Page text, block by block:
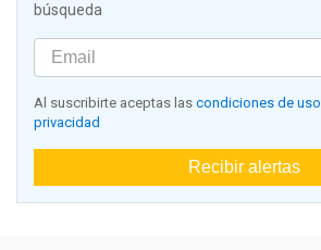
búsqueda
Al suscribirte aceptas las condiciones de uso
privacidad
Recibir alertas